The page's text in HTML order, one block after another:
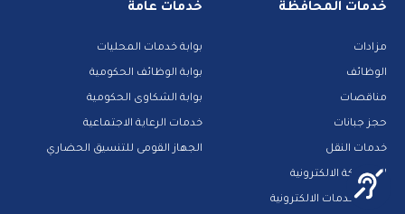
خدمات المحافظة
مزادات
الوظائف
مناقصات
حجز جبانات
خدمات النقل
المشاركة الالكترونية
دليل الخدمات الالكترونية
خدمات عامة
بوابة خدمات المحليات
بوابة الوظائف الحكومية
بوابة الشكاوى الحكومية
خدمات الرعاية الاجتماعية
الجهاز القومى للتنسيق الحضاري